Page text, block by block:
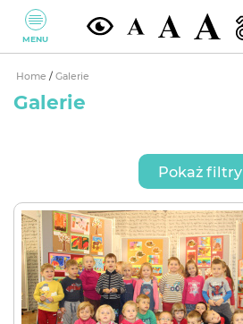
MENU
Home / Galerie
Galerie
Pokaż filtry